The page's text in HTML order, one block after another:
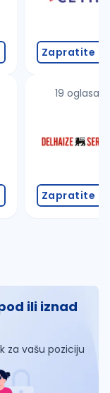
č, ć, š, đ,
Zapratite
19 oglasa
Zapratite
ili iznad
za vašu poziciju